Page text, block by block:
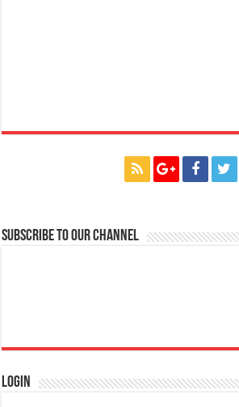
Subscribe to our Channel
Login